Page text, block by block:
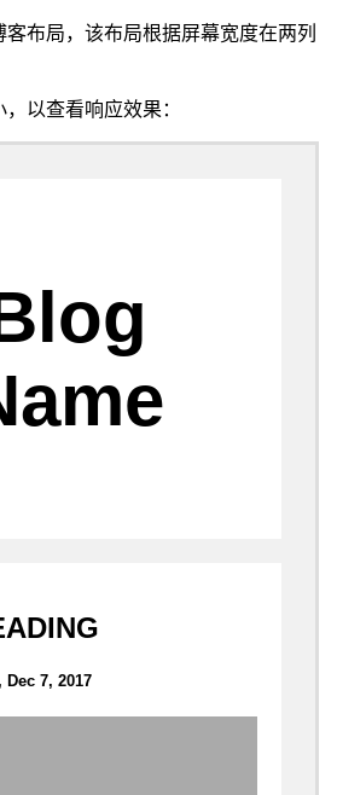
布局，该布局根据屏幕宽度在两列
以查看响应效果：